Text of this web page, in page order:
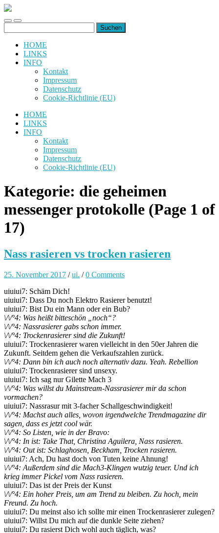
uiuiuiuiuiuiui.de
Toggle
mobile
Toggle
search
nach:
HOME
LINKS
INFO
Kontakt
Impressum
Datenschutz
Cookie-Richtlinie (EU)
HOME
LINKS
INFO
Kontakt
Impressum
Datenschutz
Cookie-Richtlinie (EU)
Kategorie: die geheimen
messenger protokolle (Page 1 of
17)
Nass rasieren vs trocken rasieren
25. November 2017 /ui. /0 Comments
uiuiui7: Schäm Dich!
uiuiui7: Dass Du noch Elektro Rasierer benutzt!
uiuiui7: Bist Du ein Mann oder ein Bub?
\/\/°4: Was heißt bitteschön „noch“?
\/\/°4: Nassrasierer gabs schon immer.
\/\/°4: Trockenrasierer sind die Zukunft!
uiuiui7: Trockenrasierer waren vielleicht in den 50er Jahren die
Zukunft. Seitdem gehen die Verkaufszahlen zurück.
\/\/°4: Dann bin ich auch noch alternativ dazu. Yeah. Rebellion
uiuiui7: Trockenrasierer sind unsexy.
uiuiui7: Ich sag nur Gilette Mach 3
\/\/°4: Was willst du Mainstream-Nassrasierer mir da schon
vormachen?
uiuiui7: Nassrasur mit 3-facher Schallgeschwindigkeit!
\/\/°4: Machst auch alles, wovon irgendwelche Trendmagazine dir
sagen, dass es jetzt cool wär.
\/\/°4: So Listen, wie in der Bravo:
\/\/°4: In ist: Take That, Christina Aguilera, Nass rasieren.
\/\/°4: Out ist: Schlaghosen, Beckham, Trocken rasieren.
uiuiui7: Ach, Du hast doch von Tuten keine Ahnung!
\/\/°4: Außerdem sind die Mach3-Klingen wutzig teuer. Und ich
krieg immer Pickel vom Nass rasieren.
uiuiui7: Das ist der Preis der Kunst
\/\/°4: Ein hoher Preis, um am Trend zu bleiben. Zu hoch, mein
Freund. Zu hoch.
uiuiui7: Du meinst also ich sollte mir einen Trockenrasierer zulegen?
uiuiui7: Willst Du mich auf die dunkle Seite ziehen?
uiuiui7: Du rasierst Dich wohl auch täglich, was?